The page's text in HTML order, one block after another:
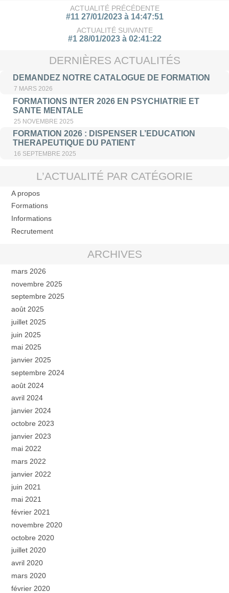
ACTUALITÉ PRÉCÉDENTE
#11 27/01/2023 à 14:47:51
ACTUALITÉ SUIVANTE
#1 28/01/2023 à 02:41:22
DERNIÈRES ACTUALITÉS
DEMANDEZ NOTRE CATALOGUE DE FORMATION
7 MARS 2026
FORMATIONS INTER 2026 EN PSYCHIATRIE ET
SANTE MENTALE
25 NOVEMBRE 2025
FORMATION 2026 : DISPENSER L’EDUCATION
THERAPEUTIQUE DU PATIENT
16 SEPTEMBRE 2025
L’ACTUALITÉ PAR CATÉGORIE
A propos
Formations
Informations
Recrutement
ARCHIVES
mars 2026
novembre 2025
septembre 2025
août 2025
juillet 2025
juin 2025
mai 2025
janvier 2025
septembre 2024
août 2024
avril 2024
janvier 2024
octobre 2023
janvier 2023
mai 2022
mars 2022
janvier 2022
juin 2021
mai 2021
février 2021
novembre 2020
octobre 2020
juillet 2020
avril 2020
mars 2020
février 2020